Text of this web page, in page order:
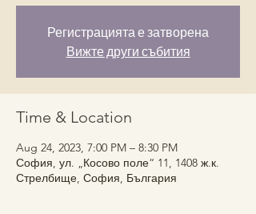
Регистрацията е затворена
Вижте други събития
Time & Location
Aug 24, 2023, 7:00 PM – 8:30 PM
София, ул. „Косово поле“ 11, 1408 ж.к.
Стрелбище, София, България